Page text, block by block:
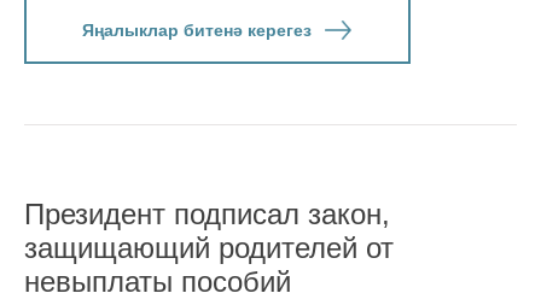
Яңалыклар битенә керегез
Президент подписал закон,
защищающий родителей от
невыплаты пособий